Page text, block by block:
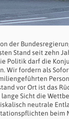
der
Stand seit zehn
Politik darf die
Wir fordern als
vor Ort ist das
Sicht die
neutrale